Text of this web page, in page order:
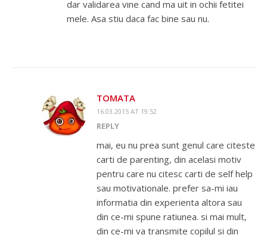
dar validarea vine cand ma uit in ochii fetitei
mele. Asa stiu daca fac bine sau nu.
TOMATA
16.03.2015 AT 19:52
REPLY
mai, eu nu prea sunt genul care citeste
carti de parenting, din acelasi motiv
pentru care nu citesc carti de self help
sau motivationale. prefer sa-mi iau
informatia din experienta altora sau
din ce-mi spune ratiunea. si mai mult,
din ce-mi va transmite copilul si din